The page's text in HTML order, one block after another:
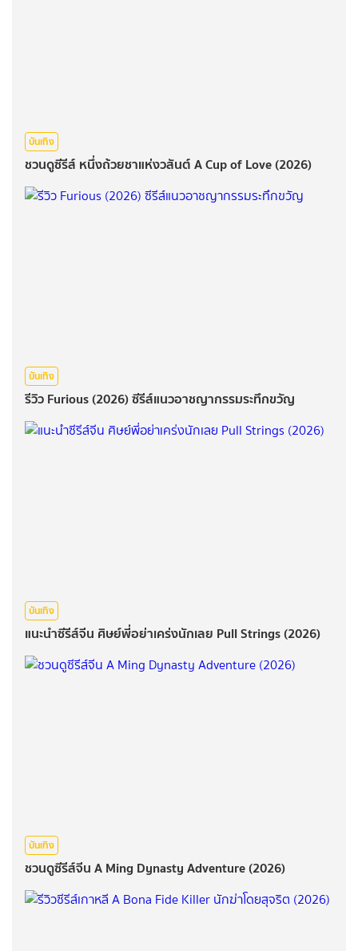
บันเทิง
ชวนดูซีรีส์ หนึ่งถ้วยชาแห่งวสันต์ A Cup of Love (2026)
บันเทิง
รีวิว Furious (2026) ซีรีส์แนวอาชญากรรมระทึกขวัญ
บันเทิง
แนะนำซีรีส์จีน ศิษย์พี่อย่าเคร่งนักเลย Pull Strings (2026)
บันเทิง
ชวนดูซีรีส์จีน A Ming Dynasty Adventure (2026)